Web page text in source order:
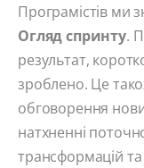
Програмістів ми
Огляд спринту.
результат,
зроблено. Це
обговорення
натхненні
трансформацій та